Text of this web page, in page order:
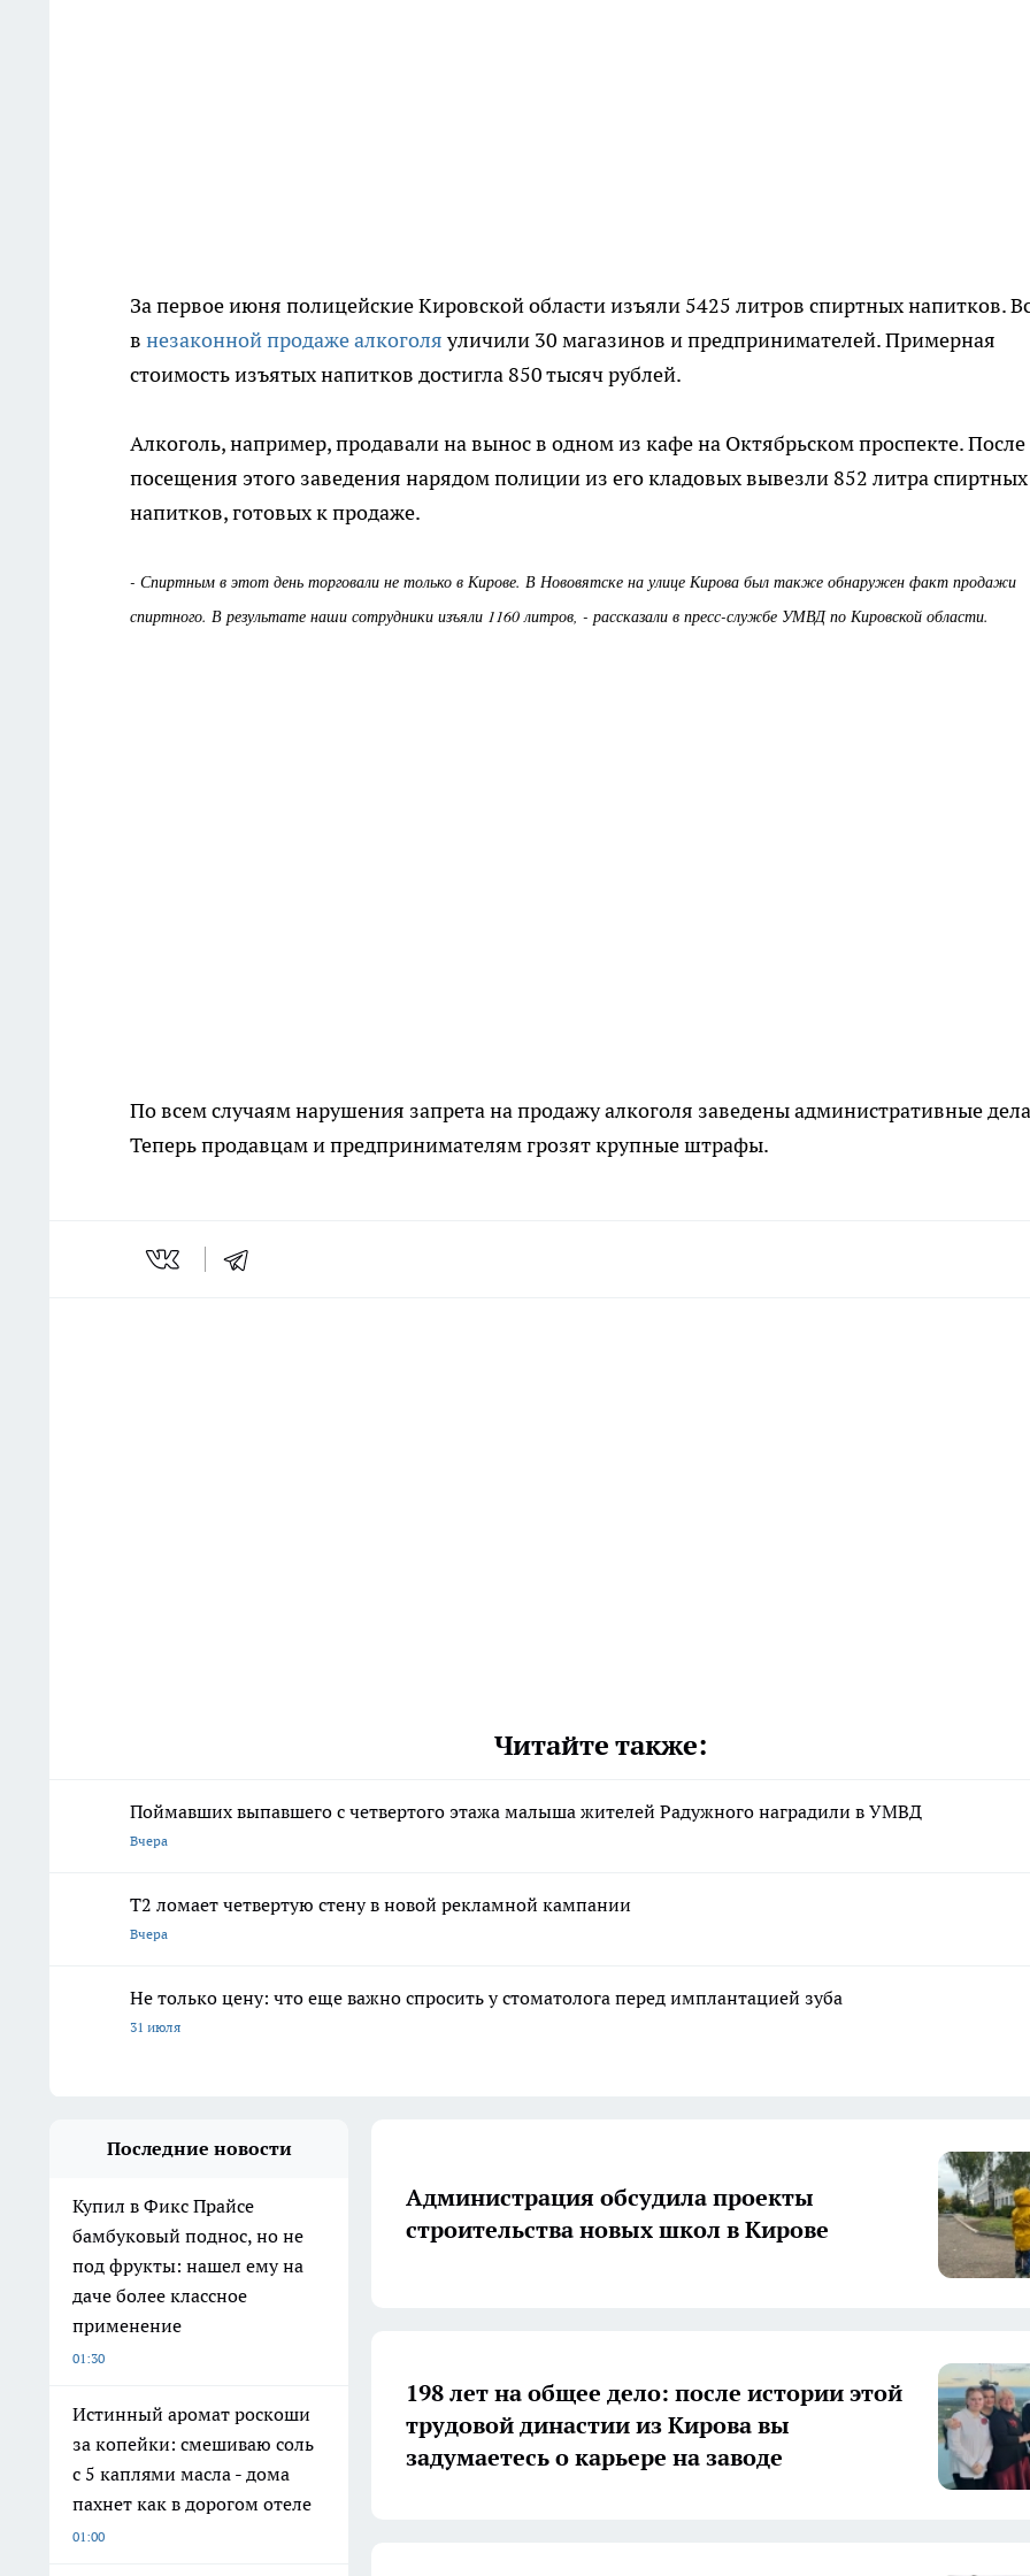
За первое июня полицейские Кировской области изъяли 5425 литров спиртных напитков.
в незаконной продаже алкоголяуличили 30 магазинов и предпринимателей. Примерная
стоимость изъятых напитков достигла 850 тысяч рублей.
Алкоголь, например, продавали на вынос в одном из кафе на Октябрьском проспекте. После
посещения этого заведения нарядом полиции из его кладовых вывезли 852 литра спиртных
напитков, готовых к продаже.
- Спиртным в этот день торговали не только в Кирове. В Нововятске на улице Кирова был также обнаружен факт продажи
спиртного. В результате наши сотрудники изъяли 1160 литров, - рассказали в пресс-службе УМВД по Кировской области.
По всем случаям нарушения запрета на продажу алкоголя заведены административные
Теперь продавцам и предпринимателям грозят крупные штрафы.
Читайте также:
Поймавших выпавшего с четвертого этажа малыша жителей Радужного наградили в УМВД
Вчера
Т2 ломает четвертую стену в новой рекламной кампании
Вчера
Не только цену: что еще важно спросить у стоматолога перед имплантацией зуба
31 июля
Последние новости
Купил в Фикс Прайсе
бамбуковый поднос, но не
под фрукты: нашел ему на
даче более классное
применение
01:30
Истинный аромат роскоши
за копейки: смешиваю соль
с 5 каплями масла - дома
пахнет как в дорогом отеле
01:00
Администрация обсудила проекты
строительства новых школ в Кирове
198 лет на общее дело: после истории этой
трудовой династии из Кирова вы
задумаетесь о карьере на заводе